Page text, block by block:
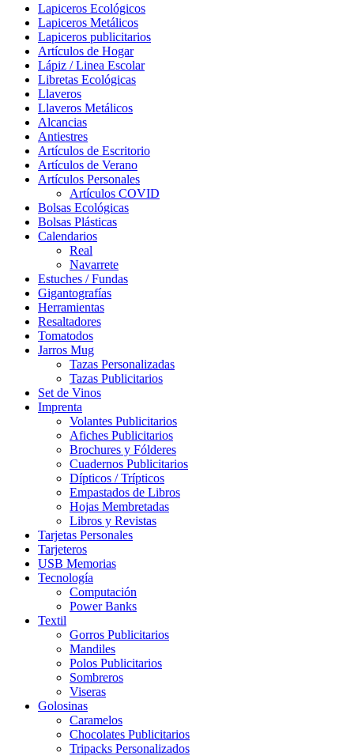
Lapiceros Ecológicos
Lapiceros Metálicos
Lapiceros publicitarios
Artículos de Hogar
Lápiz / Linea Escolar
Libretas Ecológicas
Llaveros
Llaveros Metálicos
Alcancias
Antiestres
Artículos de Escritorio
Artículos de Verano
Artículos Personales
Artículos COVID
Bolsas Ecológicas
Bolsas Plásticas
Calendarios
Real
Navarrete
Estuches / Fundas
Gigantografías
Herramientas
Resaltadores
Tomatodos
Jarros Mug
Tazas Personalizadas
Tazas Publicitarios
Set de Vinos
Imprenta
Volantes Publicitarios
Afiches Publicitarios
Brochures y Fólderes
Cuadernos Publicitarios
Dípticos / Trípticos
Empastados de Libros
Hojas Membretadas
Libros y Revistas
Tarjetas Personales
Tarjeteros
USB Memorias
Tecnología
Computación
Power Banks
Textil
Gorros Publicitarios
Mandiles
Polos Publicitarios
Sombreros
Viseras
Golosinas
Caramelos
Chocolates Publicitarios
Tripacks Personalizados